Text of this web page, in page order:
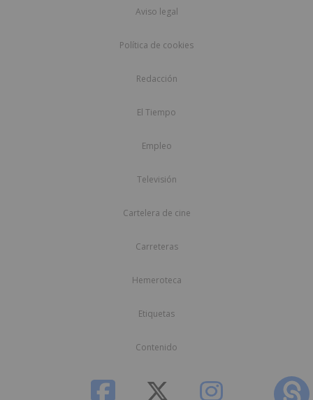
Aviso legal
Política de cookies
Redacción
El Tiempo
Empleo
Televisión
Cartelera de cine
Carreteras
Hemeroteca
Etiquetas
Contenido